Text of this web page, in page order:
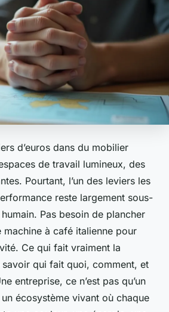
d’euros dans du mobilier
de travail lumineux, des
Pourtant, l’un des leviers les
reste largement sous-
Pas besoin de plancher
à café italienne pour
Ce qui fait vraiment la
savoir qui fait quoi, comment, et
entreprise, ce n’est pas qu’un
un écosystème vivant où chaque